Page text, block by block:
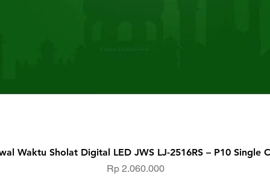
Quick View
Waktu Sholat Digital LED JWS LJ-2516RS – P10 Single
Price
Rp 2.060.000